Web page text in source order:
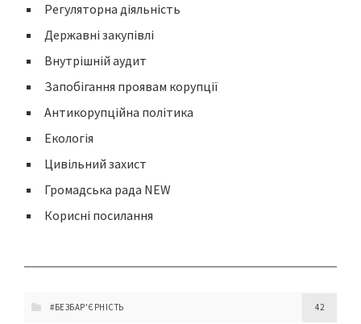
Регуляторна діяльність
Державні закупівлі
Внутрішній аудит
Запобігання проявам корупції
Антикорупційна політика
Екологія
Цивільний захист
Громадська рада NEW
Корисні посилання
#БЕЗБАР'ЄРНІСТЬ 42